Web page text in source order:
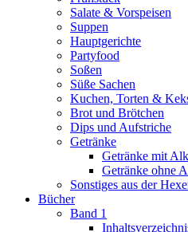
Salate & Vorspeisen
Suppen
Hauptgerichte
Partyfood
Soßen
Süße Sachen
Kuchen, Torten &
Brot und Brötchen
Dips und Aufstriche
Getränke
Getränke mit
Getränke ohne
Sonstiges aus der
Bücher
Band 1